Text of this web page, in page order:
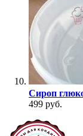
Сироп
499 руб.